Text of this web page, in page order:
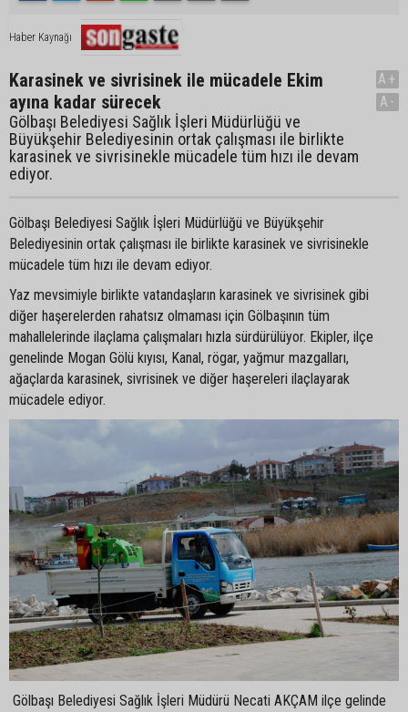
Haber Kaynağı
Karasinek ve sivrisinek ile mücadele Ekim
ayına kadar sürecek
Gölbaşı Belediyesi Sağlık İşleri Müdürlüğü ve
Büyükşehir Belediyesinin ortak çalışması ile birlikte
karasinek ve sivrisinekle mücadele tüm hızı ile devam
ediyor.
A+
A-
Gölbaşı Belediyesi Sağlık İşleri Müdürlüğü ve Büyükşehir
Belediyesinin ortak çalışması ile birlikte karasinek ve sivrisinekle
mücadele tüm hızı ile devam ediyor.
Yaz mevsimiyle birlikte vatandaşların karasinek ve sivrisinek gibi
diğer haşerelerden rahatsız olmaması için Gölbaşının tüm
mahallelerinde ilaçlama çalışmaları hızla sürdürülüyor. Ekipler, ilçe
genelinde Mogan Gölü kıyısı, Kanal, rögar, yağmur mazgalları,
ağaçlarda karasinek, sivrisinek ve diğer haşereleri ilaçlayarak
mücadele ediyor.
Gölbaşı Belediyesi Sağlık İşleri Müdürü Necati AKÇAM ilçe gelinde